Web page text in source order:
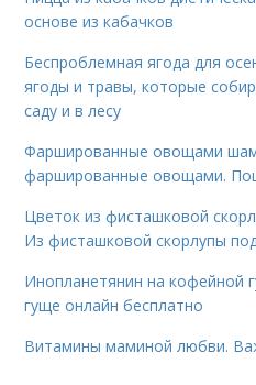
основе из кабачков
Беспроблемная ягода для
ягоды и травы, которые
саду и в лесу
Фаршированные овощами
фаршированные овощами.
Цветок из фисташковой
Из фисташковой скорлупы
Инопланетянин на кофейной
гуще онлайн бесплатно
Витамины маминой любви.